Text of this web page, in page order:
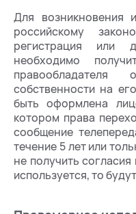
Для
российскому
регистрация или
необходимо
правообладателя
собственности на
быть оформлена
котором права
сообщение
течение 5 лет или
не получить
используется, то